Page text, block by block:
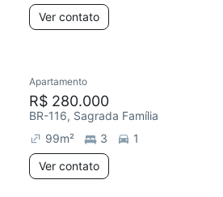
Ver contato
Chegou este mês
Apartamento
R$ 280.000
BR-116, Sagrada Família
99m² 3
1
Ver contato